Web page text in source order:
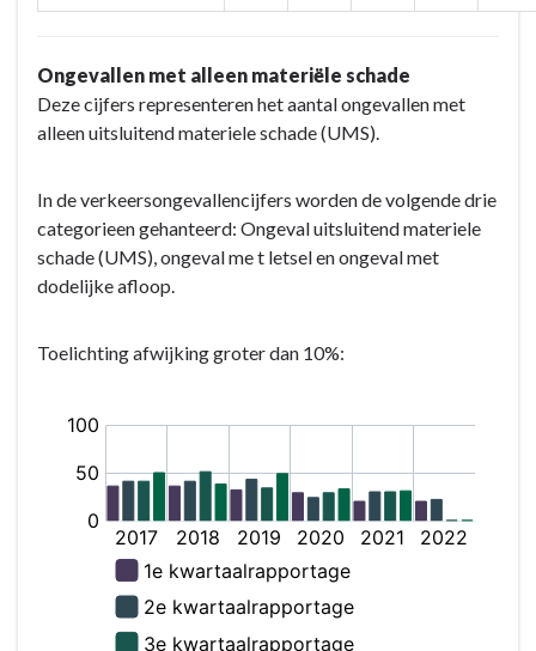
Ongevallen met alleen materiële schade
Deze cijfers representeren het aantal ongevallen met
alleen uitsluitend materiele schade (UMS).
In de verkeersongevallencijfers worden de volgende drie
categorieen gehanteerd: Ongeval uitsluitend materiele
schade (UMS), ongeval me t letsel en ongeval met
dodelijke afloop.
Toelichting afwijking groter dan 10%: